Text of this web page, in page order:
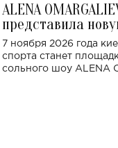
ALENA
представила
большого
спорта
7 ноября 2026 года
спорта станет
сольного шоу ALENA